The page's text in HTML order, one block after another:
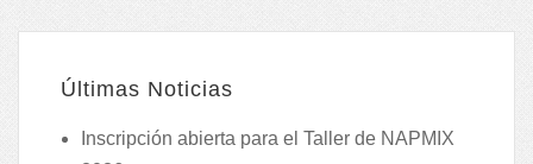
Últimas Noticias
Inscripción abierta para el Taller de NAPMIX